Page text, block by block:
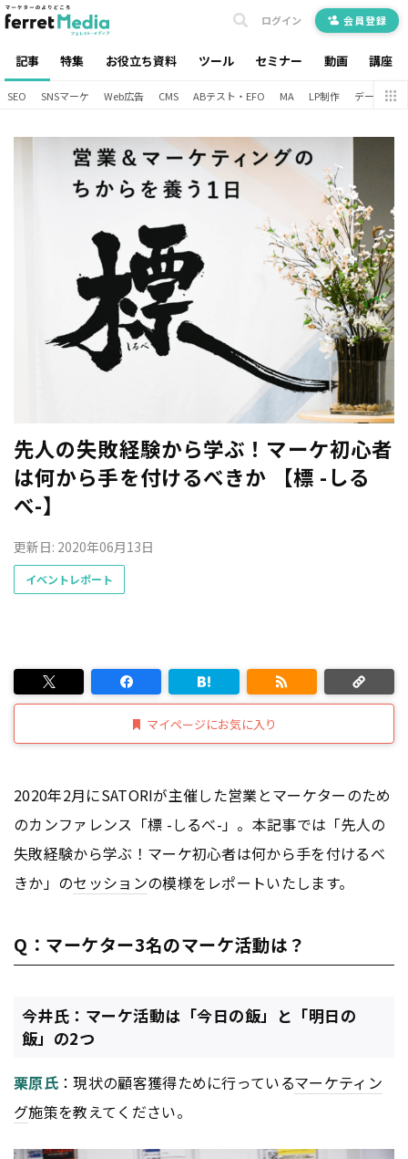
記事 特集 お役立ち資料 ツール セミナー 動画 講座
ログイン 会員登録
SEO SNSマーケ Web広告 CMS ABテスト・EFO MA LP制作 データ分析
先人の失敗経験から学ぶ！マーケ初心者
は何から手を付けるべきか 【標 -しる
べ-】
更新日: 2020年06月13日
イベントレポート
マイページにお気に入り
2020年2月にSATORIが主催した営業とマーケターのため
のカンファレンス「標 -しるべ-」。本記事では「先人の
失敗経験から学ぶ！マーケ初心者は何から手を付けるべ
きか」のセッションの模様をレポートいたします。
Q：マーケター3名のマーケ活動は？
今井氏：マーケ活動は「今日の飯」と「明日の
飯」の2つ
栗原氏：現状の顧客獲得ために行っているマーケティン
グ施策を教えてください。